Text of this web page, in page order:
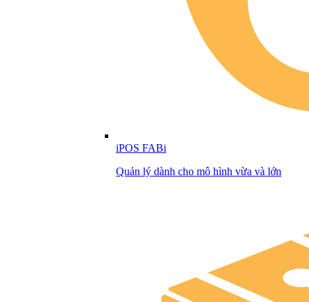
iPOS FABi
Quản lý dành cho mô hình vừa và lớn